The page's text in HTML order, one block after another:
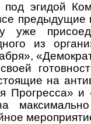
эгидой
уже
из
на
Прогресса»